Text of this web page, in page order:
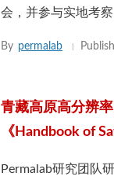
会，并参与实地考
By permalab
青藏高原高分辨
《Handbook of
Permalab研究团队